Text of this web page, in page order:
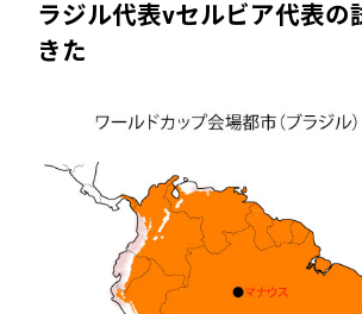
ラジル代表vセルビア代表の
きた